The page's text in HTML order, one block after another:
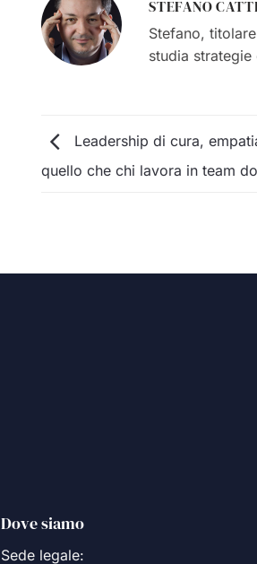
STEFANO
Stefano,
studia
Leadership di cura,
quello che chi lavora in team
Dove siamo
Sede legale: